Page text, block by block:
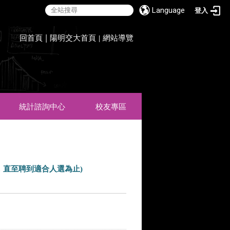
Language 登入
回首頁 | 陽明交大首頁 |網站導覽
統計諮詢中心 校友專區
至聘到適合人選為止)